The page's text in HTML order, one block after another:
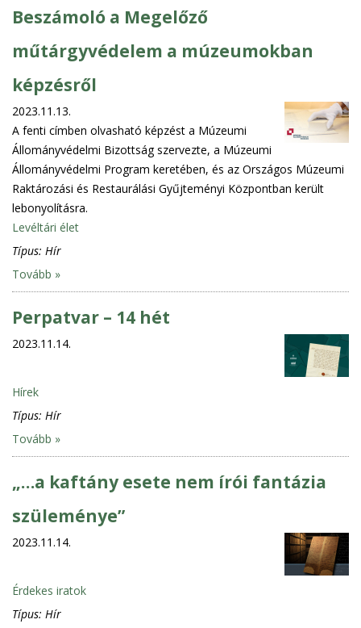
Beszámoló a Megelőző
műtárgyvédelem a múzeumokban
képzésről
2023.11.13.
A fenti címben olvasható képzést a Múzeumi
Állományvédelmi Bizottság szervezte, a Múzeumi
Állományvédelmi Program keretében, és az Országos Múzeumi
Raktározási és Restaurálási Gyűjteményi Központban került
lebonyolításra.
Levéltári élet
Típus: Hír
Tovább »
Perpatvar – 14 hét
2023.11.14.
Hírek
Típus: Hír
Tovább »
„…a kaftány esete nem írói fantázia
szüleménye”
2023.11.14.
Érdekes iratok
Típus: Hír